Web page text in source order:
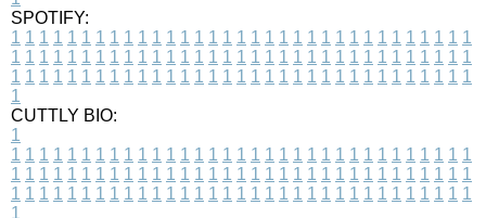
SPOTIFY:
1 1 1 1 1 1 1 1 1 1 1 1 1 1 1 1 1 1 1 1 1 1 1 1 1 1 1 1 1 1 1 1 1
1 1 1 1 1 1 1 1 1 1 1 1 1 1 1 1 1 1 1 1 1 1 1 1 1 1 1 1 1 1 1 1 1
1 1 1 1 1 1 1 1 1 1 1 1 1 1 1 1 1 1 1 1 1 1 1 1 1 1 1 1 1 1 1 1 1
1
CUTTLY BIO:
1
1 1 1 1 1 1 1 1 1 1 1 1 1 1 1 1 1 1 1 1 1 1 1 1 1 1 1 1 1 1 1 1 1
1 1 1 1 1 1 1 1 1 1 1 1 1 1 1 1 1 1 1 1 1 1 1 1 1 1 1 1 1 1 1 1 1
1 1 1 1 1 1 1 1 1 1 1 1 1 1 1 1 1 1 1 1 1 1 1 1 1 1 1 1 1 1 1 1 1
1